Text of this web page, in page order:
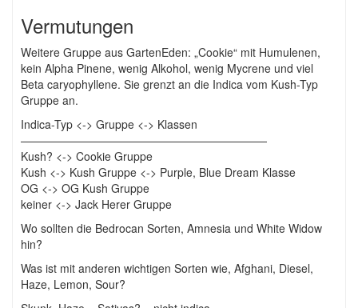
Vermutungen
Weitere Gruppe aus GartenEden: „Cookie“ mit Humulenen,
kein Alpha Pinene, wenig Alkohol, wenig Mycrene und viel
Beta caryophyllene. Sie grenzt an die Indica vom Kush-Typ
Gruppe an.
Indica-Typ <-> Gruppe <-> Klassen
——————————————————————
Kush? <-> Cookie Gruppe
Kush <-> Kush Gruppe <-> Purple, Blue Dream Klasse
OG <-> OG Kush Gruppe
keiner <-> Jack Herer Gruppe
Wo sollten die Bedrocan Sorten, Amnesia und White Widow
hin?
Was ist mit anderen wichtigen Sorten wie, Afghani, Diesel,
Haze, Lemon, Sour?